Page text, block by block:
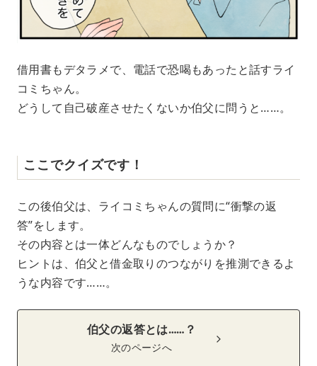
借用書もデタラメで、電話で恐喝もあったと話すライ
コミちゃん。
どうして自己破産させたくないか伯父に問うと……。
ここでクイズです！
この後伯父は、ライコミちゃんの質問に“衝撃の返
答”をします。
その内容とは一体どんなものでしょうか？
ヒントは、伯父と借金取りのつながりを推測できるよ
うな内容です……。
伯父の返答とは……？
次のページへ